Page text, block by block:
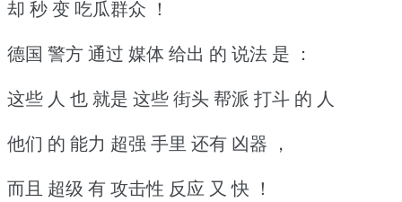
却 秒 变 吃瓜群众 ！
德国 警方 通过 媒体 给出 的 说法 是 ：
这些 人 也 就是 这些 街头 帮派 打斗 的 人
他们 的 能力 超强 手里 还有 凶器 ，
而且 超级 有 攻击性 反应 又 快 ！